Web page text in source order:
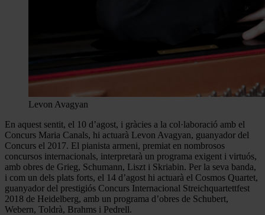
Levon Avagyan
En aquest sentit, el 10 d’agost, i gràcies a la col·laboració amb el
Concurs Maria Canals, hi actuarà Levon Avagyan, guanyador del
Concurs el 2017. El pianista armeni, premiat en nombrosos
concursos internacionals, interpretarà un programa exigent i virtuós,
amb obres de Grieg, Schumann, Liszt i Skriabin. Per la seva banda,
i com un dels plats forts, el 14 d’agost hi actuarà el Cosmos Quartet,
guanyador del prestigiós Concurs Internacional Streichquartettfest
2018 de Heidelberg, amb un programa d’obres de Schubert,
Webern, Toldrà, Brahms i Pedrell.